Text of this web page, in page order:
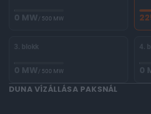
0 MW/ 500 MW
3. blokk
0 MW/ 500 MW
4.
0
DUNA VÍZÁLLÁSA PAKSNÁL